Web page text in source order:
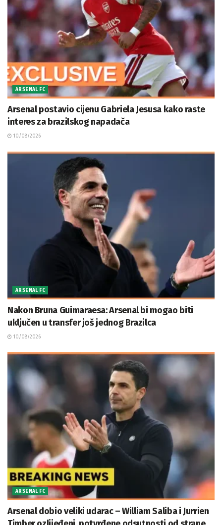
ARSENAL FC
Arsenal postavio cijenu Gabriela Jesusa kako raste
interes za brazilskog napadača
10/08/2026
ARSENAL FC
Nakon Bruna Guimaraesa: Arsenal bi mogao biti
uključen u transfer još jednog Brazilca
10/08/2026
ARSENAL FC
Arsenal dobio veliki udarac – William Saliba i Jurrien